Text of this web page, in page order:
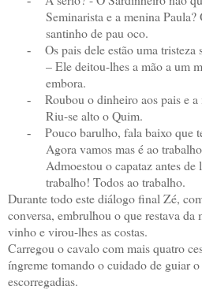
Seminarista e a menina
santinho de pau oco.
-
Os pais dele estão uma
– Ele deitou-lhes a mão a um
embora.
-
Roubou o dinheiro aos pais e
Riu-se alto o Quim.
-
Pouco barulho, fala baixo que
Agora vamos mas é ao
Admoestou o capataz antes
trabalho! Todos ao trabalho.
Durante todo este diálogo final Zé,
conversa, embrulhou o que restava da
vinho e virou-lhes as costas.
Carregou o cavalo com mais quatro
íngreme tomando o cuidado de guiar
escorregadias.